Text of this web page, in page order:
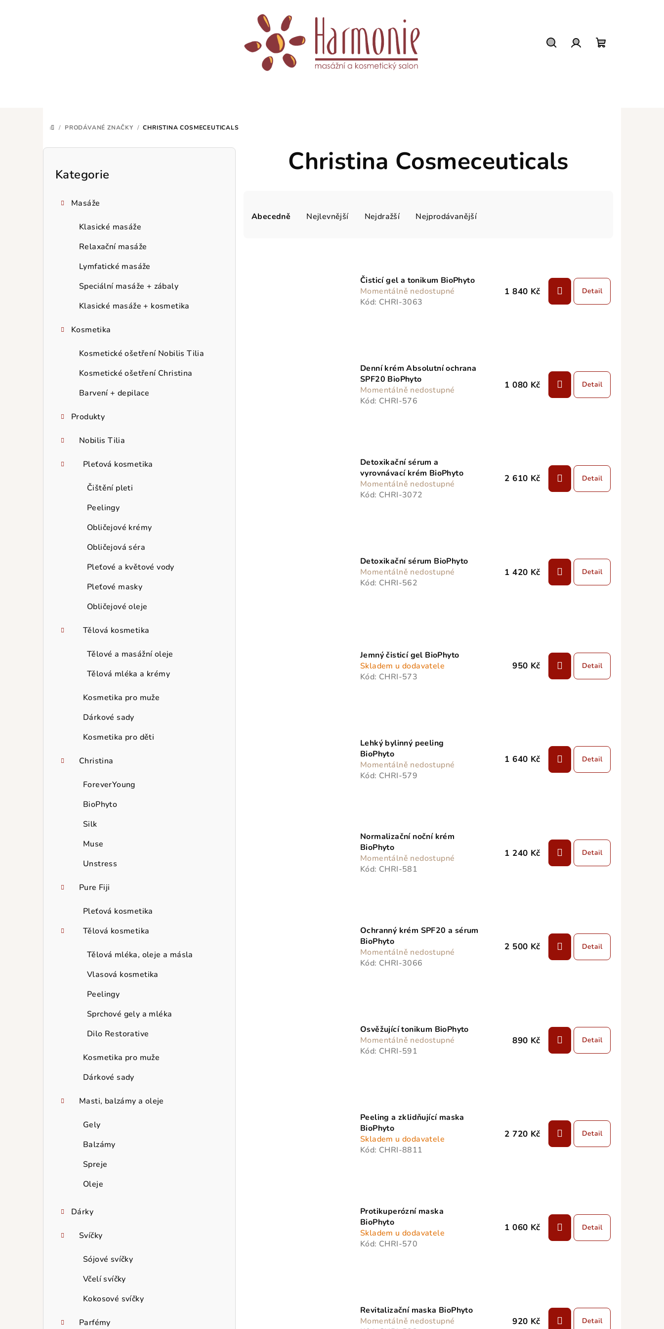
DOMŮ
/ PRODÁVANÉ ZNAČKY / CHRISTINA COSMECEUTICALS
P
Přeskočit
Kategorie
Masáže
Klasické masáže
Relaxační masáže
Lymfatické masáže
Speciální masáže + zábaly
Klasické masáže + kosmetika
Kosmetika
Kosmetické ošetření Nobilis Tilia
Kosmetické ošetření Christina
Barvení + depilace
Produkty
Nobilis Tilia
Pleťová kosmetika
Čištění pleti
Peelingy
Obličejové krémy
Obličejová séra
Pleťové a květové vody
Pleťové masky
Obličejové oleje
Tělová kosmetika
Tělové a masážní oleje
Tělová mléka a krémy
Kosmetika pro muže
Dárkové sady
Kosmetika pro děti
Christina
ForeverYoung
BioPhyto
Silk
Muse
Unstress
Pure Fiji
Pleťová kosmetika
Tělová kosmetika
Tělová mléka, oleje a másla
Vlasová kosmetika
Peelingy
Sprchové gely a mléka
Dilo Restorative
Kosmetika pro muže
Dárkové sady
Masti, balzámy a oleje
Gely
Balzámy
Spreje
Oleje
Dárky
Svíčky
Sójové svíčky
Včelí svíčky
Kokosové svíčky
Parfémy
Christina Cosmeceuticals
aAbecedně Nejlevnější Nejdražší Nejprodávanější
Čisticí gel a tonikum BioPhyto
Momentálně nedostupné
Kód: CHRI-3063
1 840 Kč Detail
Denní krém Absolutní ochrana
SPF20 BioPhyto
Momentálně nedostupné
Kód: CHRI-576
1 080 Kč Detail
Detoxikační sérum a
vyrovnávací krém BioPhyto
Momentálně nedostupné
Kód: CHRI-3072
2 610 Kč Detail
Detoxikační sérum BioPhyto
Momentálně nedostupné
Kód: CHRI-562
1 420 Kč Detail
Jemný čisticí gel BioPhyto
Skladem u dodavatele
Kód: CHRI-573
950 Kč Detail
Lehký bylinný peeling
BioPhyto
Momentálně nedostupné
Kód: CHRI-579
1 640 Kč Detail
Normalizační noční krém
BioPhyto
Momentálně nedostupné
Kód: CHRI-581
1 240 Kč Detail
Ochranný krém SPF20 a sérum
BioPhyto
Momentálně nedostupné
Kód: CHRI-3066
2 500 Kč Detail
Osvěžující tonikum BioPhyto
Momentálně nedostupné
Kód: CHRI-591
890 Kč Detail
Peeling a zklidňující maska
BioPhyto
Skladem u dodavatele
Kód: CHRI-8811
2 720 Kč Detail
Protikuperózní maska
BioPhyto
Skladem u dodavatele
Kód: CHRI-570
1 060 Kč Detail
Revitalizační maska BioPhyto
Momentálně nedostupné
920 Kč Detail